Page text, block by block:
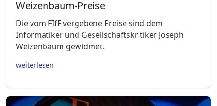
Weizenbaum-Preise
Die vom FIfF vergebene Preise sind dem
Informatiker und Gesellschaftskritiker Joseph
Weizenbaum gewidmet.
weiterlesen